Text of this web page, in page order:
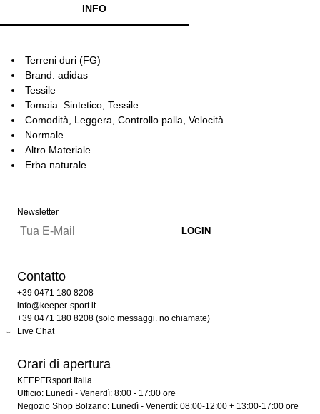
INFO
Terreni duri (FG)
Brand: adidas
Tessile
Tomaia: Sintetico, Tessile
Comodità, Leggera, Controllo palla, Velocità
Normale
Altro Materiale
Erba naturale
Newsletter
Contatto
+39 0471 180 8208
info@keeper-sport.it
+39 0471 180 8208 (solo messaggi. no chiamate)
Live Chat
Orari di apertura
KEEPERsport Italia
Ufficio: Lunedì - Venerdì: 8:00 - 17:00 ore
Negozio Shop Bolzano: Lunedì - Venerdì: 08:00-12:00 + 13:00-17:00 ore